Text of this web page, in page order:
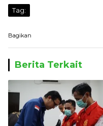
Tag:
Bagikan
Berita Terkait